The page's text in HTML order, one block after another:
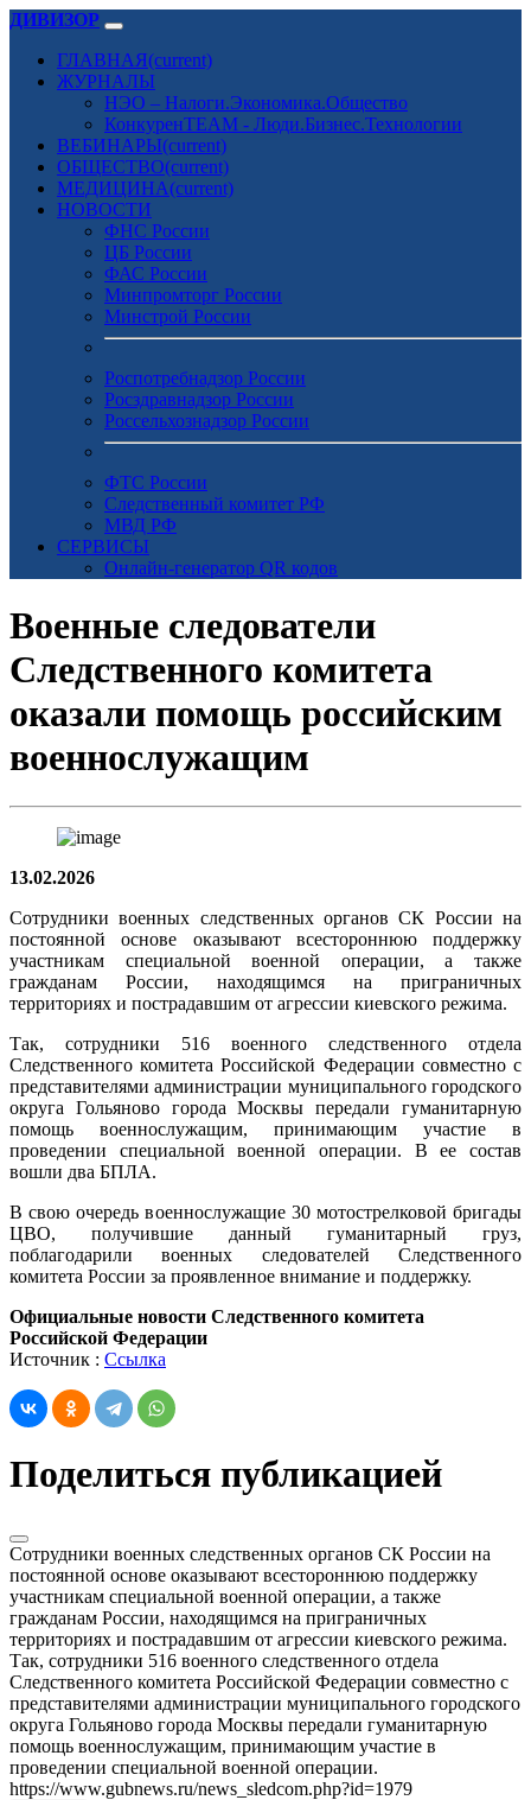
ДИВИЗОР
ГЛАВНАЯ(current)
ЖУРНАЛЫ
НЭО – Налоги.Экономика.Общество
КонкуренTEAM - Люди.Бизнес.Технологии
ВЕБИНАРЫ(current)
ОБЩЕСТВО(current)
МЕДИЦИНА(current)
НОВОСТИ
ФНС России
ЦБ России
ФАС России
Минпромторг России
Минстрой России
Роспотребнадзор России
Росздравнадзор России
Россельхознадзор России
ФТС России
Следственный комитет РФ
МВД РФ
СЕРВИСЫ
Онлайн-генератор QR кодов
Военные следователи
Следственного комитета
оказали помощь российским
военнослужащим
13.02.2026
Сотрудники военных следственных органов СК России на
постоянной основе оказывают всестороннюю поддержку
участникам специальной военной операции, а также
гражданам России, находящимся на приграничных
территориях и пострадавшим от агрессии киевского режима.
Так, сотрудники 516 военного следственного отдела
Следственного комитета Российской Федерации совместно с
представителями администрации муниципального городского
округа Гольяново города Москвы передали гуманитарную
помощь военнослужащим, принимающим участие в
проведении специальной военной операции. В ее состав
вошли два БПЛА.
В свою очередь военнослужащие 30 мотострелковой бригады
ЦВО, получившие данный гуманитарный груз,
поблагодарили военных следователей Следственного
комитета России за проявленное внимание и поддержку.
Официальные новости Следственного комитета
Российской Федерации
Источник : Ссылка
Поделиться публикацией
Сотрудники военных следственных органов СК России на
постоянной основе оказывают всестороннюю поддержку
участникам специальной военной операции, а также
гражданам России, находящимся на приграничных
территориях и пострадавшим от агрессии киевского режима.
Так, сотрудники 516 военного следственного отдела
Следственного комитета Российской Федерации совместно с
представителями администрации муниципального городского
округа Гольяново города Москвы передали гуманитарную
помощь военнослужащим, принимающим участие в
проведении специальной военной операции.
https://www.gubnews.ru/news_sledcom.php?id=1979